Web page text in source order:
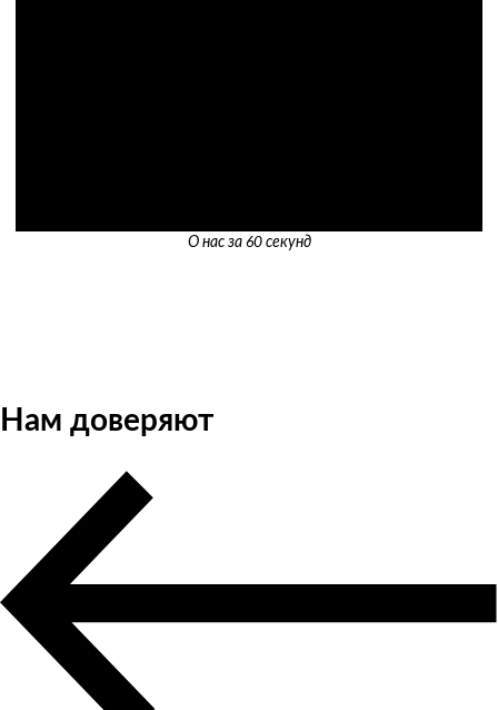
О нас за 60 секунд
Нам доверяют